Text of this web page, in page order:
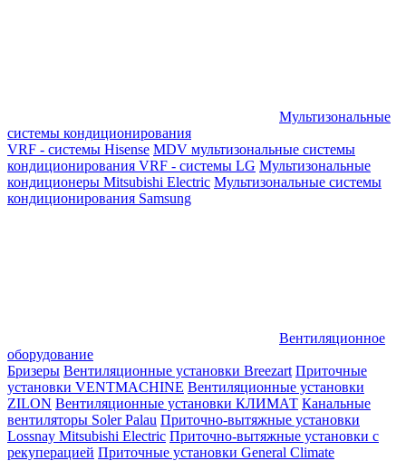
Мультизональные
системы кондиционирования
VRF - системы Hisense MDV мультизональные системы
кондиционирования VRF - системы LG Мультизональные
кондиционеры Mitsubishi Electric Мультизональные системы
кондиционирования Samsung
Вентиляционное
оборудование
Бризеры Вентиляционные установки Breezart Приточные
установки VENTMACHINE Вентиляционные установки
ZILON Вентиляционные установки КЛИМАТ Канальные
вентиляторы Soler Palau Приточно-вытяжные установки
Lossnay Mitsubishi Electric Приточно-вытяжные установки с
рекуперацией Приточные установки General Climate